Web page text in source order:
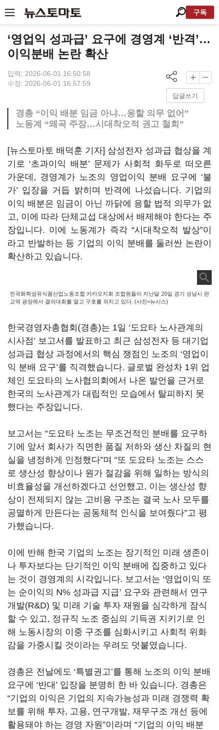
구독
‘영업익 성과급’ 요구에 경영계 ‘반격’…
이익분배 논란 확산
입력: 2026-06-01 16:50:58
수정: 2026-06-01 16:57:59
답글쓰기
경총 “이익 배분 임금 아냐…응할 의무 없어”
노동계 “왜곡 주장…시대착오적 권고 철회”
[뉴스토마토 배덕훈 기자] 삼성전자 성과급 협상을 계
기로 ‘초과이익 배분’ 문제가 사회적 화두로 떠오른
가운데 , 경영계가 노조의 영업이익 분배 요구에 ‘불
가’ 입장을 거듭 밝히며 반격에 나섰습니다. 기업의
이익 배분은 임금이 아닌 까닭에 응할 법적 의무가 없
고, 이에 따라 단체교섭 대상에서 배제해야 한다는 주
장입니다. 이에 노동계가 즉각 “시대착오적 발상”이
라고 반발하는 등 기업의 이익 분배를 둘러싼 논란이
확산하고 있습니다.
전국화학섬유식품산업노동조합 카카오지회 조합원들이 지난달 20일 경기 성남시 판
교역 광장에서 결의대회를 열고 구호를 외치고 있다. (사진=뉴시스)
한국경영자총협회 (경총)는 1일 ‘도요타 노사관계의
시사점’ 보고서를 발표하고 최근 삼성전자 등 대기업
성과급 협상 과정에서의 핵심 쟁점인 노조의 ‘영업이
익 분배 요구’를 직격했습니다. 글로벌 완성차 1위 업
체인 도요타의 노사협의회에서 나온 발언을 근거로
한국의 노사관계가 대립적인 모습에서 탈피하지 못
했다는 주장입니다.
보고서는 “도요타 노조는 무조건적인 분배를 요구하
기에 앞서 회사가 직면한 품질 저하와 생산 차질의 현
실을 냉정하게 인정했다”며 “또 도요타 노조는 스스
로 생산성 향상이나 원가 절감을 위해 일하는 방식의
비효율성을 개선하겠다고 선언했고, 이는 생산성 향
상이 전제되지 않는 고비용 구조는 결국 노사 모두를
공멸하게 만든다는 공동체적 인식을 보여줬다”고 평
가했습니다.
이에 반해 한국 기업의 노조는 장기적인 미래 생존이
나 투자보다는 단기적인 이익 분배에 집중하고 있다
는 것이 경영계의 시각입니다. 보고서는 ‘영업이익 또
는 순이익의 N% 성과급 지급’ 요구와 관련해서 연구
개발(R&D) 및 미래 기술 투자 재원을 심각하게 잠식
할 수 있고, 정규직 노조 중심의 기득권 지키기로 인
해 노동시장의 이중 구조를 심화시키고 사회적 위화
감을 가중시킬 것이라는 우려도 덧붙였습니다.
경총은 전날에도 ‘특별권고’를 통해 노조의 이익 분배
요구에 ‘반대 ’ 입장을 분명히 한 바 있습니다. 경총은
“기업의 이익은 기업의 지속가능성과 미래 경쟁력 확
보를 위해 투자, 고용, 연구개발, 재무구조 개선 등에
활용돼야 하는 경영 자원”이라며 “기업의 이익 배분